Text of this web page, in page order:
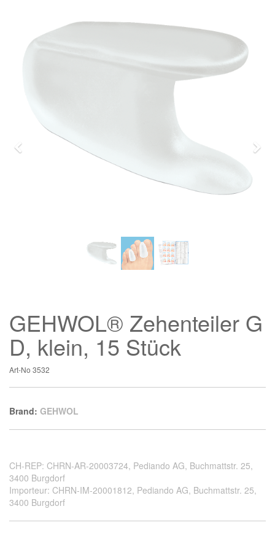
GEHWOL® Zehenteiler G
D, klein, 15 Stück
Art-No 3532
Brand: GEHWOL
CH-REP: CHRN-AR-20003724, Pediando AG, Buchmattstr. 25,
3400 Burgdorf
Importeur: CHRN-IM-20001812, Pediando AG, Buchmattstr. 25,
3400 Burgdorf